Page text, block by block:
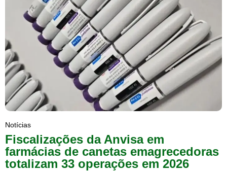
Notícias
Fiscalizações da Anvisa em
farmácias de canetas emagrecedoras
totalizam 33 operações em 2026